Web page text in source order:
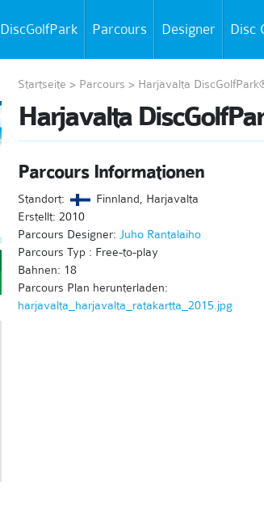
DiscGolfPark Parcours Designer Disc
Startseite > Parcours > Harjavalta
Harjavalta
Parcours Informationen
Standort:
Finnland, Harjavalta
Erstellt: 2010
Parcours Designer: Juho Rantalaiho
Parcours Typ : Free-to-play
Bahnen: 18
Parcours Plan herunterladen:
harjavalta_harjavalta_ratakartta_2015.jpg